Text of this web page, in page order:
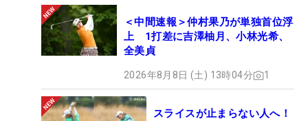
＜中間速報＞仲村果乃が単独首位浮
上 1打差に吉澤柚月、小林光希、
全美貞
2026年8月8日 (土) 13時04分 1
スライスが止まらない人へ！